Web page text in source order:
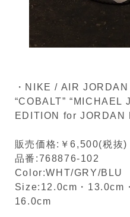
・NIKE / AIR
“COBALT” “MICHAEL
EDITION for JORDAN
販売価格:￥6,500(税抜)
品番:768876-102
Color:WHT/GRY/BLU
Size:12.0cm・13.0cm
16.0cm